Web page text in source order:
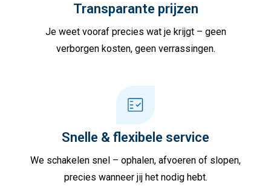
Transparante prijzen
Je weet vooraf precies wat je krijgt – geen
verborgen kosten, geen verrassingen.
Snelle & flexibele service
We schakelen snel – ophalen, afvoeren of slopen,
precies wanneer jij het nodig hebt.